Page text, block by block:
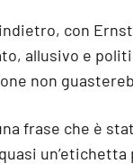
con
allusivo e
non
frase che è